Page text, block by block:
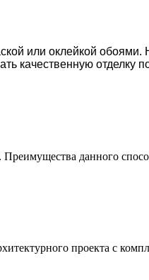
или оклейкой
качественную отделку
данного
проекта с